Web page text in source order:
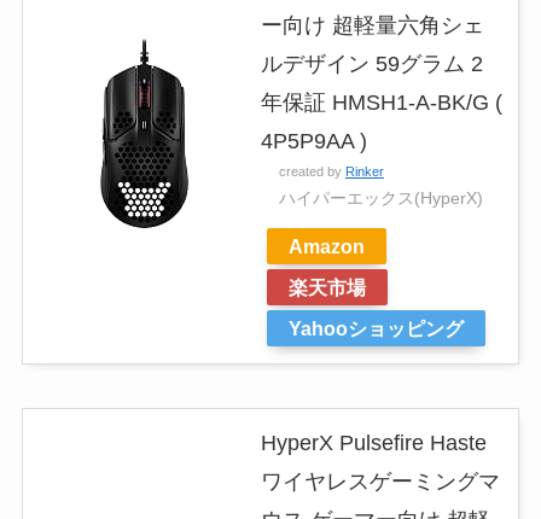
ー向け 超軽量六角シェ
ルデザイン 59グラム 2
年保証 HMSH1-A-BK/G (
4P5P9AA )
created by Rinker
ハイパーエックス(HyperX)
Amazon
楽天市場
Yahooショッピング
HyperX Pulsefire Haste
ワイヤレスゲーミングマ